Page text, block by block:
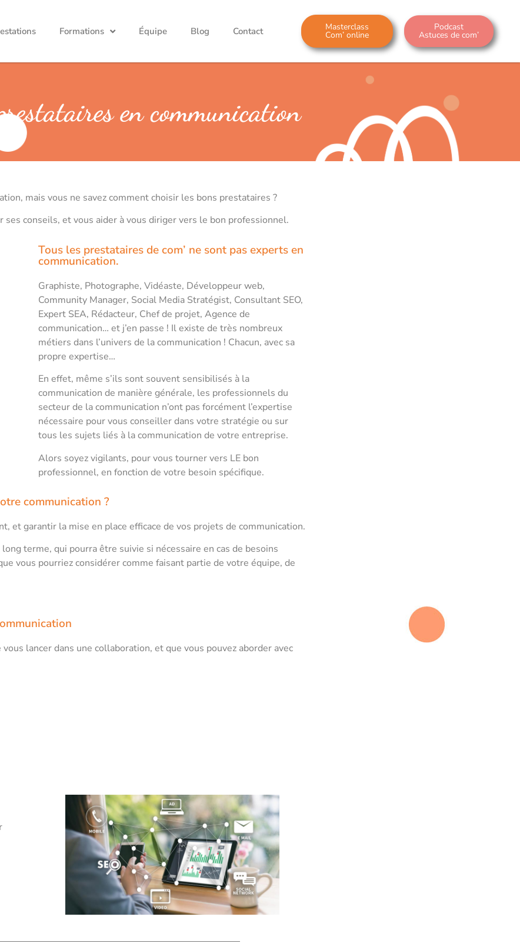
Formations Équipe Blog Contact Masterclass
Com’ online
Podcast
Astuces de com’
en communication
mais vous ne savez comment choisir les bons prestataires ?
conseils, et vous aider à vous diriger vers le bon professionnel.
Tous les prestataires de com’ ne sont pas experts en
communication.
Graphiste, Photographe, Vidéaste, Développeur web,
Community Manager, Social Media Stratégist, Consultant SEO,
Expert SEA, Rédacteur, Chef de projet, Agence de
communication… et j’en passe ! Il existe de très nombreux
métiers dans l’univers de la communication ! Chacun, avec sa
propre expertise…
En effet, même s’ils sont souvent sensibilisés à la
communication de manière générale, les professionnels du
secteur de la communication n’ont pas forcément l’expertise
nécessaire pour vous conseiller dans votre stratégie ou sur
tous les sujets liés à la communication de votre entreprise.
Alors soyez vigilants, pour vous tourner vers LE bon
professionnel, en fonction de votre besoin spécifique.
communication ?
et garantir la mise en place efficace de vos projets de communication.
terme, qui pourra être suivie si nécessaire en cas de besoins
vous pourriez considérer comme faisant partie de votre équipe, de
lancer dans une collaboration, et que vous pouvez aborder avec